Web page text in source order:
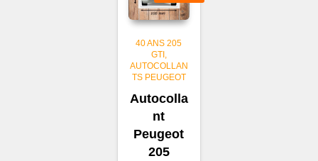
40 ANS 205
GTI
AUTOCOLLAN
TS PEUGEOT
Autocolla
nt
Peugeot
205